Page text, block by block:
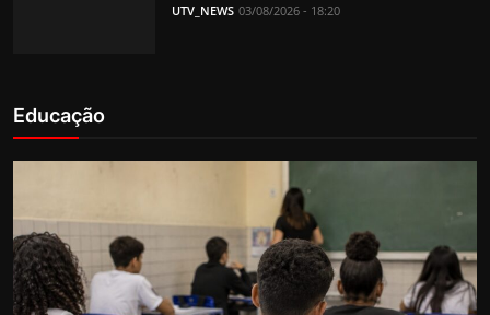
UTV_NEWS 03/08/2026 - 18:20
Educação